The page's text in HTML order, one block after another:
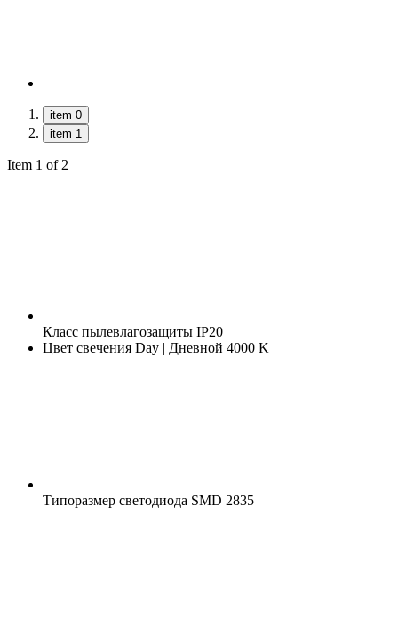
item 0
item 1
Item 1 of 2
Класс пылевлагозащиты IP20
Цвет свечения Day | Дневной 4000 K
Типоразмер светодиода SMD 2835